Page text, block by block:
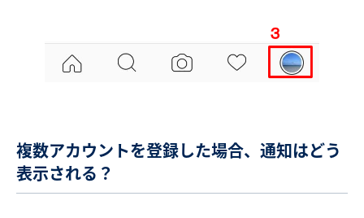
複数アカウントを登録した場合、通知はどう
表示される？